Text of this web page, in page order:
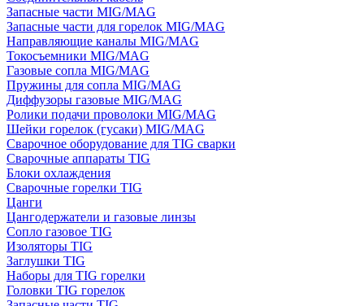
Запасные части MIG/MAG
Запасные части для горелок MIG/MAG
Направляющие каналы MIG/MAG
Токосъемники MIG/MAG
Газовые сопла MIG/MAG
Пружины для сопла MIG/MAG
Диффузоры газовые MIG/MAG
Ролики подачи проволоки MIG/MAG
Шейки горелок (гусаки) MIG/MAG
Сварочное оборудование для TIG сварки
Сварочные аппараты TIG
Блоки охлаждения
Сварочные горелки TIG
Цанги
Цангодержатели и газовые линзы
Сопло газовое TIG
Изоляторы TIG
Заглушки TIG
Наборы для TIG горелки
Головки TIG горелок